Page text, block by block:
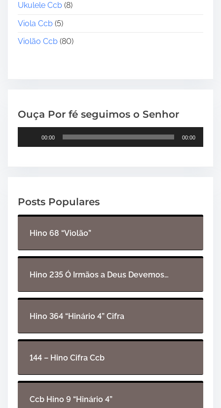
Ukulele Ccb (8)
Viola Ccb (5)
Violão Ccb (80)
Ouça Por fé seguimos o Senhor
r
d
u
00:00 00:00
Posts Populares
Hino 68 “Violão”
Hino 235 Ó Irmãos a Deus Devemos…
Hino 364 “Hinário 4” Cifra
144 – Hino Cifra Ccb
Ccb Hino 9 “Hinário 4”